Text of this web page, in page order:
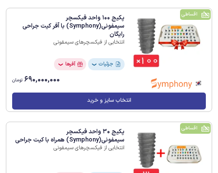
اقساطی
پکیج 100 واحد فیکسچر
سیمفونی(Symphony) با آفر کیت جراحی
رایگان
انتخابی از فیکسچرهای سیمفونی
جزئیات ❯ آفرها ❯
690,000,000 تومان
انتخاب سایز و خرید
اقساطی
پکیج 30 واحد فیکسچر
سیمفونی(Symphony) همراه با کیت جراحی
انتخابی از فیکسچرهای سیمفونی